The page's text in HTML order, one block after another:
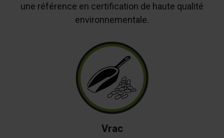
une référence en certification de haute qualité
environnementale.
Vrac